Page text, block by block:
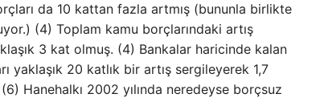
da 10 kattan fazla artmış (bununla birlikte
(4) Toplam kamu borçlarındaki artış
3 kat olmuş. (4) Bankalar haricinde kalan
yaklaşık 20 katlık bir artış sergileyerek 1,7
Hanehalkı 2002 yılında neredeyse borçsuz